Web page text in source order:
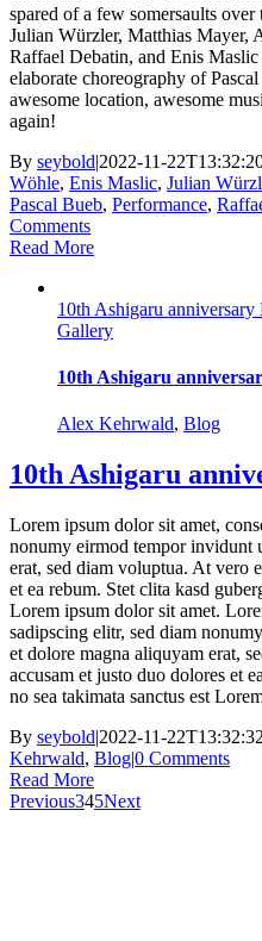
spared of a few somersaults
Julian Würzler, Matthias Mayer,
Raffael Debatin, and Enis
elaborate choreography of
awesome location, awesome
again!
By seybold|2022-11-
Wöhle, Enis Maslic, Julian
Pascal Bueb, Performance,
Comments
Read More
10th Ashigaru anniversary
Gallery
10th Ashigaru
Alex Kehrwald, Blog
10th Ashigaru
Lorem ipsum dolor sit amet,
nonumy eirmod tempor invidunt
erat, sed diam voluptua. At vero
et ea rebum. Stet clita kasd
Lorem ipsum dolor sit amet.
sadipscing elitr, sed diam
et dolore magna aliquyam erat,
accusam et justo duo dolores et
no sea takimata sanctus est
By seybold|2022-11-
Kehrwald, Blog|0 Comments
Read More
Previous345Next